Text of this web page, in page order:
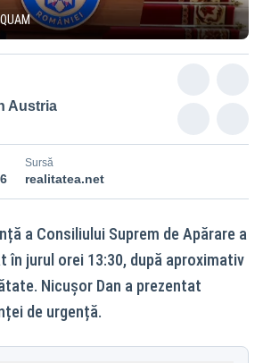
Austria
Sursă
realitatea.net
a Consiliului Suprem de Apărare a
în jurul orei 13:30, după aproximativ
Nicușor Dan a prezentat
de urgență.